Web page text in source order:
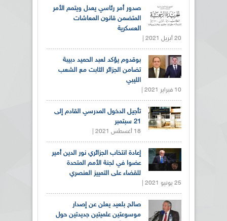
صدور أمر رئاسي يعدل ويتمم الأمر
المتضمن قانون المعاشات
العسكرية
20 أبريل 2021 |
بوقدوم يؤكد لعبد الحميد دبيبة
تضامن الجزائر الثابت مع الشعب
الليبي
10 فبراير 2021 |
تأجيل الدخول المدرسي القادم إلى
21 سبتمبر
18 أغسطس 2021 |
إعادة انتخاب الجزائري نور الدين أمير
عضوا في لجنة الأمم المتحدة
للقضاء على التمييز العنصري
25 يونيو 2021 |
صالح بلعيد يعلن عن إصدار
موسوعتين علميتين جديدتين حول